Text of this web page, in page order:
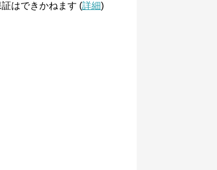
はできかねます (詳細)